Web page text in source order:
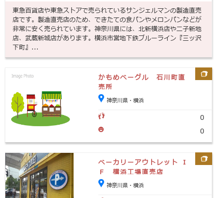
東急百貨店や東急ストアで売られているサンジェルマンの製造直売
店です。製造直売店のため、できたての食パンやメロンパンなどが
非常に安く売られています。神奈川県には、北新横浜店や二子新地
店、武蔵新城店があります。横浜市営地下鉄ブルーライン『三ッ沢
下町』...
かもめベーグル 石川町直
売所
神奈川県・横浜
0
0
ベーカリーアウトレット Ｉ
Ｆ 横浜工場直売店
神奈川県・横浜